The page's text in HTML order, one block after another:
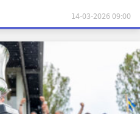
14-03-2026 09:00